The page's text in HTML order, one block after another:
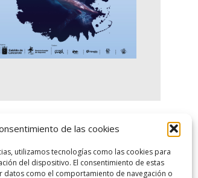
de las cookies
utilizamos tecnologías como las cookies para
del dispositivo. El consentimiento de estas
como el comportamiento de navegación o
SID